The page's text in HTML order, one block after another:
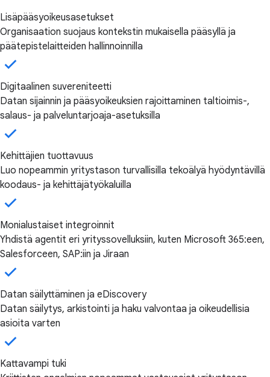
Lisäpääsyoikeusasetukset
Organisaation suojaus kontekstin mukaisella pääsyllä ja
päätepistelaitteiden hallinnoinnilla
Digitaalinen suvereniteetti
Datan sijainnin ja pääsyoikeuksien rajoittaminen taltioimis-,
salaus- ja palveluntarjoaja-asetuksilla
Kehittäjien tuottavuus
Luo nopeammin yritystason turvallisilla tekoälyä hyödyntävillä
koodaus- ja kehittäjätyökaluilla
Monialustaiset integroinnit
Yhdistä agentit eri yrityssovelluksiin, kuten Microsoft 365:een,
Salesforceen, SAP:iin ja Jiraan
Datan säilyttäminen ja eDiscovery
Datan säilytys, arkistointi ja haku valvontaa ja oikeudellisia
asioita varten
Kattavampi tuki